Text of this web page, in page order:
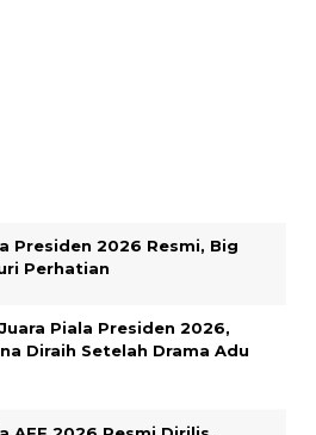
Presiden 2026 Resmi, Big
Perhatian
Piala Presiden 2026,
Diraih Setelah Drama Adu